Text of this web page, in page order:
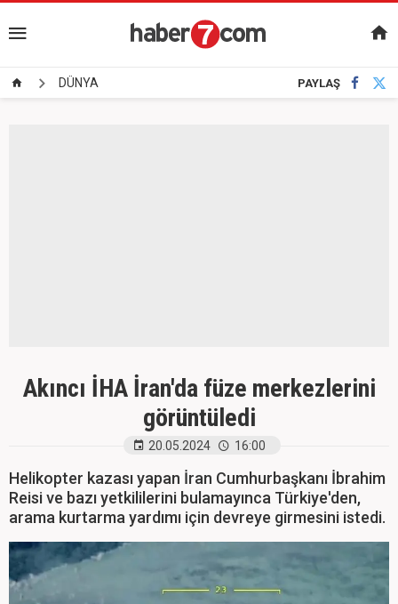
DÜNYA PAYLAŞ
Akıncı İHA İran'da füze merkezlerini
görüntüledi
20.05.2024 16:00
Helikopter kazası yapan İran Cumhurbaşkanı İbrahim
Reisi ve bazı yetkililerini bulamayınca Türkiye'den,
arama kurtarma yardımı için devreye girmesini istedi.